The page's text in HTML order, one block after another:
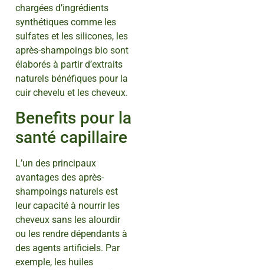
chargées d’ingrédients
synthétiques comme les
sulfates et les silicones, les
après-shampoings bio sont
élaborés à partir d’extraits
naturels bénéfiques pour la
cuir chevelu et les cheveux.
Benefits pour la
santé capillaire
L’un des principaux
avantages des après-
shampoings naturels est
leur capacité à nourrir les
cheveux sans les alourdir
ou les rendre dépendants à
des agents artificiels. Par
exemple, les huiles